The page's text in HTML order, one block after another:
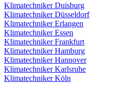
Klimatechniker Duisburg
Klimatechniker Düsseldorf
Klimatechniker Erlangen
Klimatechniker Essen
Klimatechniker Frankfurt
Klimatechniker Hamburg
Klimatechniker Hannover
Klimatechniker Karlsruhe
Klimatechniker Köln